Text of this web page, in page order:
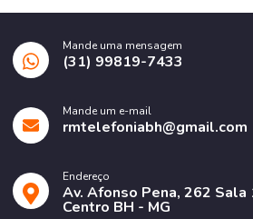
Mande uma mensagem
(31) 99819-7433
Mande um e-mail
rmtelefoniabh@gmail.com
Endereço
Av. Afonso Pena, 262 Sala
Centro BH - MG